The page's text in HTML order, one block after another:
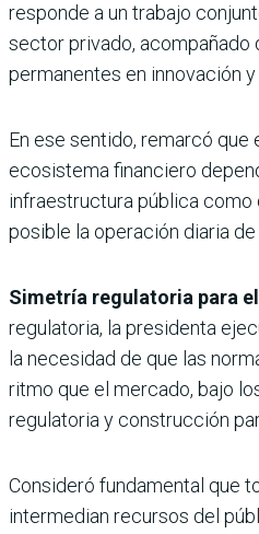
responde a un trabajo
sector privado, acompañado
permanentes en innovación
En ese sentido, remarcó que
ecosistema financiero
infraestructura pública como
posible la operación diaria
Simetría regulatoria para
regulatoria, la presidenta
la necesidad de que las
ritmo que el mercado, bajo
regulatoria y construcción
Consideró fundamental que
intermedian recursos del